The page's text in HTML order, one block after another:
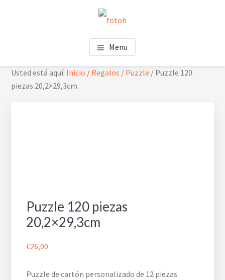
Menu
Usted está aquí: Inicio / Regalos / Puzzle / Puzzle 120
piezas 20,2×29,3cm
Puzzle 120 piezas
20,2×29,3cm
€26,00
Puzzle de cartón personalizado de 12 piezas.